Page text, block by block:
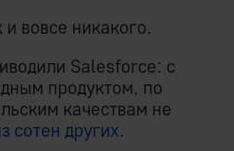
вовсе никакого.
Salesforce: с
продуктом, по
качествам не
сотен других.